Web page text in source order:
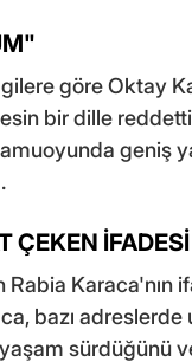
göre Oktay
bir dille
geniş
ÇEKEN İFADESİ
Karaca'nın
bazı adreslerde
sürdüğünü